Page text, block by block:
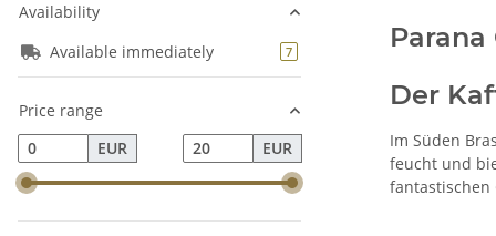
Parana
Der
Im Süden
feucht und
fantastischen
Availability
Available immediately
7products found
Price range
EUR
EUR